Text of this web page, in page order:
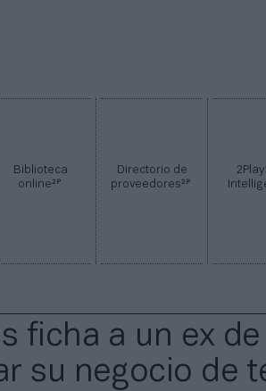
Biblioteca
online2P
Directorio de
proveedores2P
ficha a un ex
su negocio de